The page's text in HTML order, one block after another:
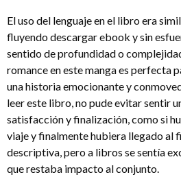
El uso del lenguaje en el libro era
fluyendo descargar ebook y sin
sentido de profundidad o
romance en este manga es perfecta
una historia emocionante y
leer este libro, no pude evitar sentir
satisfacción y finalización, como si
viaje y finalmente hubiera llegado al
descriptiva, pero a libros se sentía
que restaba impacto al conjunto.